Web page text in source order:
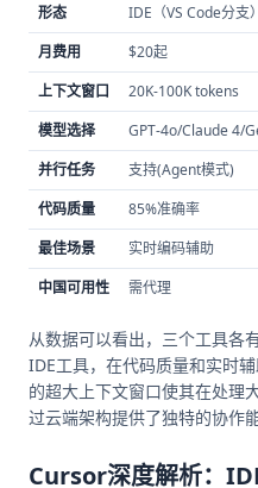
形态
IDE（VS Code分支）
月费用
$20起
上下文窗口
20K-100K tokens
模型选择
GPT-4o/Claude 4/
并行任务
支持(Agent模式)
代码质量
85%准确率
最佳场景
实时编码辅助
中国可用性
需代理
从数据可以看出，三个工具各
IDE工具，在代码质量和实时
的超大上下文窗口使其在处理
过云端架构提供了独特的协作能
Cursor深度解析：